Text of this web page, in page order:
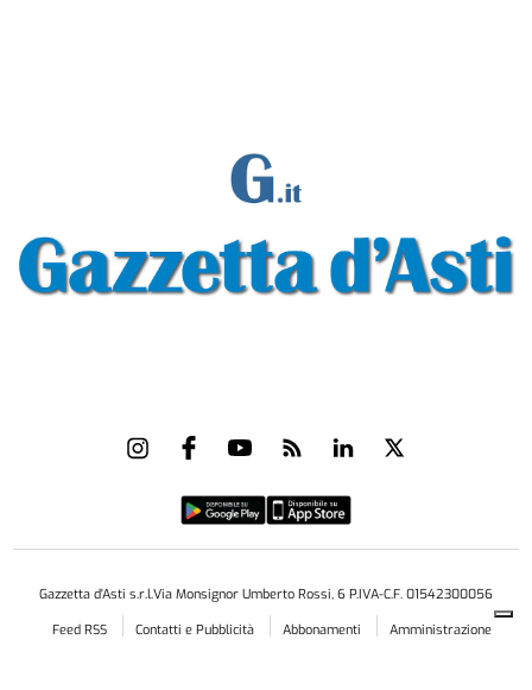
Gazzetta d'Asti s.r.l.Via Monsignor Umberto Rossi, 6 P.IVA-C.F. 01542300056
Feed RSS
Contatti e Pubblicità Abbonamenti
Amministrazione